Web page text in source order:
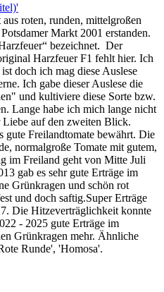
roten, runden, mittelgroßen
Markt 2001 erstanden.
bezeichnet. Der
Harzfeuer F1 fehlt hier. Ich
doch ich mag diese Auslese
Ich gabe dieser Auslese die
und kultiviere diese Sorte bzw.
Lange habe ich mich lange nicht
auf den zweiten Blick.
gute Freilandtomate bewährt. Die
normalgroße Tomate mit gutem,
im Freiland geht von Mitte Juli
gab es sehr gute Erträge im
Grünkragen und schön rot
und doch saftig.Super Erträge
Die Hitzeverträglichkeit konnte
- 2025 gute Erträge im
Grünkragen mehr. Ähnliche
Runde', 'Homosa'.